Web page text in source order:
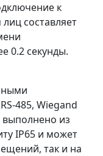
к
составляет
0.2 секунды.
485, Wiegand
выполнено из
IP65 и может
так и на